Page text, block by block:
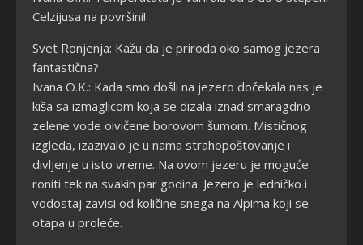
Celzijusa na površini!
Svet Ronjenja: Kažu da je priroda oko samog jezera
fantastična?
Ivana O.K.: Kada smo došli na jezero dočekala nas je
kiša sa izmaglicom koja se dizala iznad smaragdno
zelene vode oivičene borovom šumom. Mističnog
izgleda, izazivalo je u nama strahopoštovanje i
divljenje u isto vreme. Na ovom jezeru je moguće
roniti tek na svakih par godina. Jezero je ledničko i
vodostaj zavisi od količine snega na Alpima koji se
otapa u proleće.